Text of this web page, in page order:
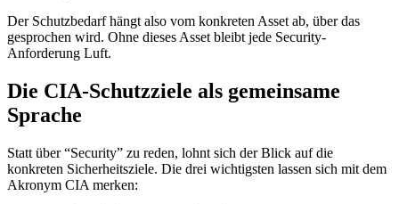
Der Schutzbedarf hängt also vom konkreten Asset ab, über das
gesprochen wird. Ohne dieses Asset bleibt jede Security-
Anforderung Luft.
Die CIA-Schutzziele als gemeinsame
Sprache
Statt über “Security” zu reden, lohnt sich der Blick auf die
konkreten Sicherheitsziele. Die drei wichtigsten lassen sich mit dem
Akronym CIA merken: